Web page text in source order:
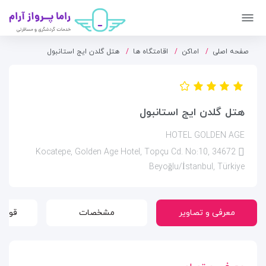
صفحه اصلی اماکن اقامتگاه ها هتل گلدن ایج استانبول
هتل گلدن ایج استانبول
HOTEL GOLDEN AGE
Kocatepe, Golden Age Hotel, Topçu Cd. No:10, 34672
Beyoğlu/İstanbul, Türkiye
معرفی و تصاویر مشخصات